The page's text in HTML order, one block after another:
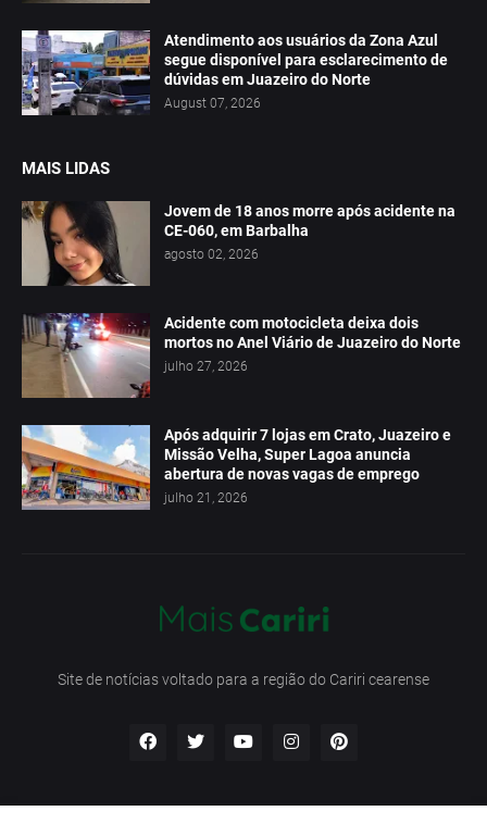
Atendimento aos usuários da Zona Azul
segue disponível para esclarecimento de
dúvidas em Juazeiro do Norte
August 07, 2026
MAIS LIDAS
Jovem de 18 anos morre após acidente na
CE-060, em Barbalha
agosto 02, 2026
Acidente com motocicleta deixa dois
mortos no Anel Viário de Juazeiro do Norte
julho 27, 2026
Após adquirir 7 lojas em Crato, Juazeiro e
Missão Velha, Super Lagoa anuncia
abertura de novas vagas de emprego
julho 21, 2026
Site de notícias voltado para a região do Cariri cearense